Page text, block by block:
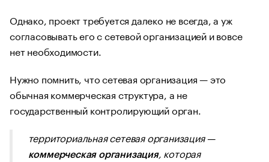
Однако, проект требуется далеко не всегда, а уж
согласовывать его с сетевой организацией и вовсе
нет необходимости.
Нужно помнить, что сетевая организация — это
обычная коммерческая структура, а не
государственный контролирующий орган.
территориальная сетевая организация —
коммерческая организация, которая